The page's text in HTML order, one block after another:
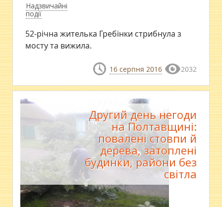
Надзвичайні
події
52-річна жителька Гребінки стрибнула з
мосту та вижила.
16 серпня 2016 2032
Другий день негоди
на Полтавщині:
повалені стовпи й
дерева, затоплені
будинки, райони без
світла